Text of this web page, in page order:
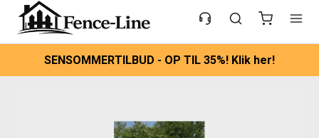
SENSOMMERTILBUD - OP TIL 35%! Klik her!